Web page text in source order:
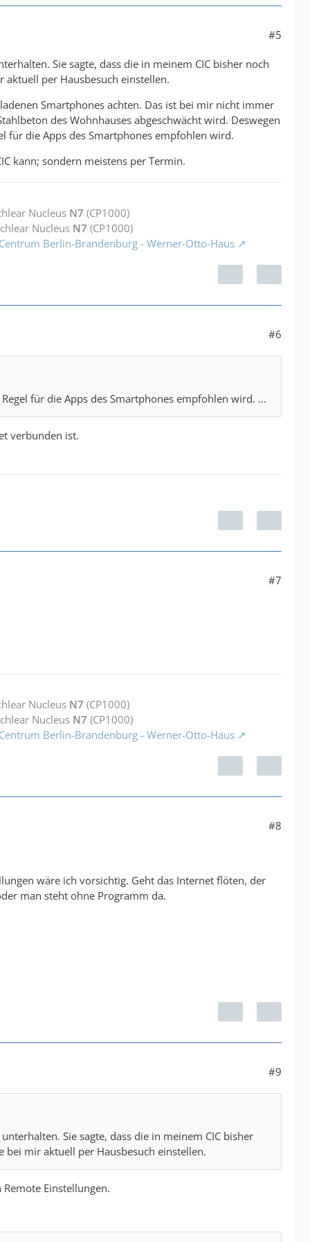
#5
Sie sagte, dass die in meinem CIC bisher noch
per Hausbesuch einstellen.
Smartphones achten. Das ist bei mir nicht immer
des Wohnhauses abgeschwächt wird. Deswegen
für die Apps des Smartphones empfohlen wird.
kann; sondern meistens per Termin.
Nucleus N7 (CP1000)
Nucleus N7 (CP1000)
Berlin-Brandenburg - Werner-Otto-Haus
#6
für die Apps des Smartphones empfohlen wird. ...
verbunden ist.
#7
Nucleus N7 (CP1000)
Nucleus N7 (CP1000)
Berlin-Brandenburg - Werner-Otto-Haus
#8
wäre ich vorsichtig. Geht das Internet flöten, der
man steht ohne Programm da.
#9
Sie sagte, dass die in meinem CIC bisher
mir aktuell per Hausbesuch einstellen.
Einstellungen.